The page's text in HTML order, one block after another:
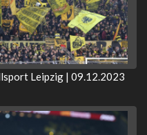
Leipzig | 09.12.2023